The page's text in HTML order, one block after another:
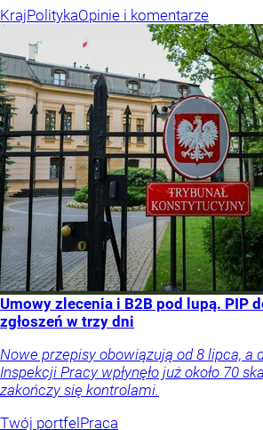
KrajPolitykaOpinie i komentarze
Umowy zlecenia i B2B pod lupą. PIP
zgłoszeń w trzy dni
Nowe przepisy obowiązują od 8 lipca, a
Inspekcji Pracy wpłynęło już około 70
zakończy się kontrolami.
Twój portfelPraca